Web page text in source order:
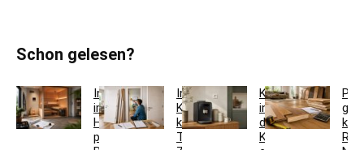
Schon gelesen?
Innensauna
im
Haus
planen:
Innentür-
Komplettset
kaufen:
Türblatt,
Kaffeestation
in
der
Küche